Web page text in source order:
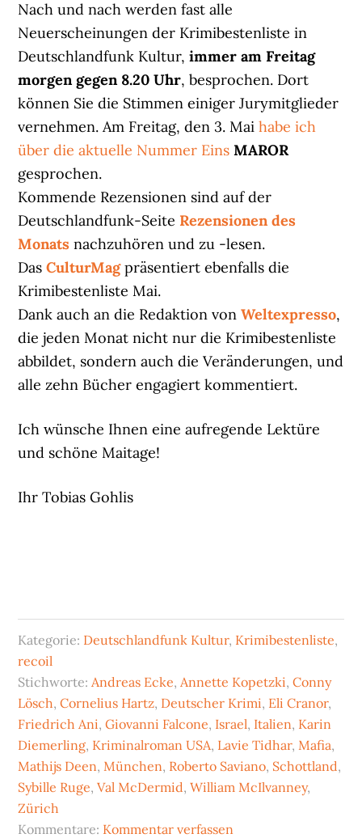
Nach und nach werden fast alle
Neuerscheinungen der Krimibestenliste in
Deutschlandfunk Kultur,immer am Freitag
morgen gegen 8.20 Uhr, besprochen. Dort
können Sie die Stimmen einiger Jurymitglieder
vernehmen. Am Freitag, den 3. Maihabe ich
über die aktuelle Nummer EinsMAROR
gesprochen.
Kommende Rezensionen sind auf der
Deutschlandfunk-Seite Rezensionen des
Monatsnachzuhören und zu -lesen.
DasCulturMag präsentiert ebenfalls die
Krimibestenliste Mai.
Dank auch an die Redaktion vonWeltexpresso,
die jeden Monat nicht nur die Krimibestenliste
abbildet, sondern auch die Veränderungen, und
alle zehn Bücher engagiert kommentiert.
Ich wünsche Ihnen eine aufregende Lektüre
und schöne Maitage!
Ihr Tobias Gohlis
Kategorie: Deutschlandfunk Kultur, Krimibestenliste,
recoil
Stichworte: Andreas Ecke, Annette Kopetzki,Conny
Lösch,Cornelius Hartz, Deutscher Krimi, Eli Cranor,
Friedrich Ani,Giovanni Falcone, Israel, Italien, Karin
Diemerling, Kriminalroman USA, Lavie Tidhar, Mafia,
Mathijs Deen, München, Roberto Saviano, Schottland,
Sybille Ruge,Val McDermid,William McIlvanney,
Zürich
Kommentare: Kommentar verfassen